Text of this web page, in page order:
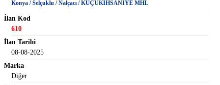
Konya / Selçuklu / Nalçacı / KÜÇÜKİHSANİYE MHL
İlan Kod
610
İlan Tarihi
08-08-2025
Marka
Diğer